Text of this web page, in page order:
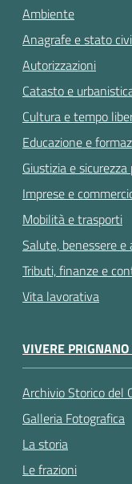
Ambiente
Anagrafe e stato
Autorizzazioni
Catasto e
Cultura e tempo
Educazione e
Giustizia e
Imprese e
Mobilità e trasporti
Salute, benessere e
Tributi, finanze e
Vita lavorativa
VIVERE
Archivio Storico del
Galleria Fotografica
La storia
Le frazioni